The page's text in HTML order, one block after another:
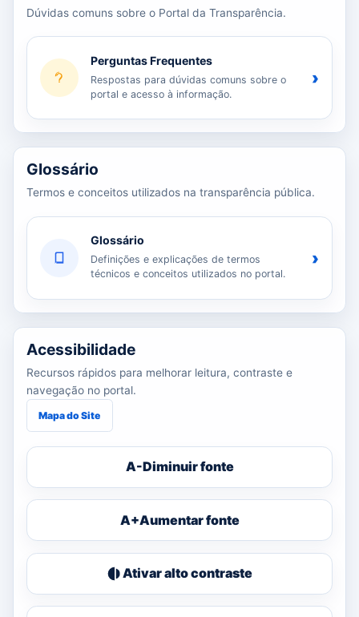
Dúvidas comuns sobre o Portal da Transparência.
Perguntas Frequentes
Respostas para dúvidas comuns sobre o
portal e acesso à informação.
›
Glossário
Termos e conceitos utilizados na transparência pública.
Glossário
Definições e explicações de termos
técnicos e conceitos utilizados no portal.
›
Acessibilidade
Recursos rápidos para melhorar leitura, contraste e
navegação no portal.
Mapa do Site
A-Diminuir fonte
A+Aumentar fonte
Ativar alto contraste